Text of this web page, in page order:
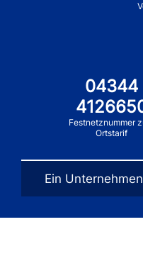
04344
Festnetznummer
Ortstarif
Ein